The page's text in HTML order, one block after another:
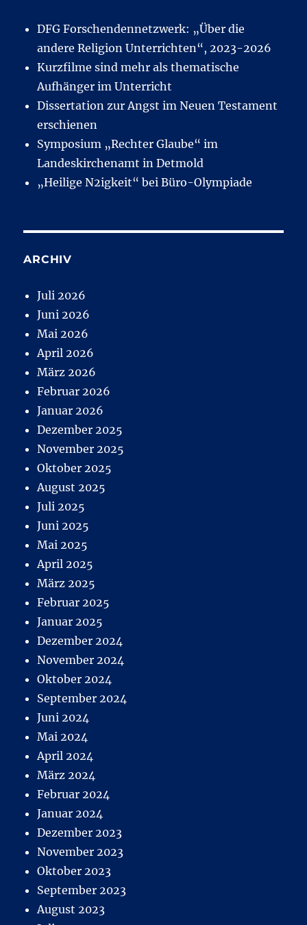
DFG Forschendennetzwerk: „Über die
andere Religion Unterrichten“, 2023-2026
Kurzfilme sind mehr als thematische
Aufhänger im Unterricht
Dissertation zur Angst im Neuen Testament
erschienen
Symposium „Rechter Glaube“ im
Landeskirchenamt in Detmold
„Heilige N2igkeit“ bei Büro-Olympiade
ARCHIV
Juli 2026
Juni 2026
Mai 2026
April 2026
März 2026
Februar 2026
Januar 2026
Dezember 2025
November 2025
Oktober 2025
August 2025
Juli 2025
Juni 2025
Mai 2025
April 2025
März 2025
Februar 2025
Januar 2025
Dezember 2024
November 2024
Oktober 2024
September 2024
Juni 2024
Mai 2024
April 2024
März 2024
Februar 2024
Januar 2024
Dezember 2023
November 2023
Oktober 2023
September 2023
August 2023